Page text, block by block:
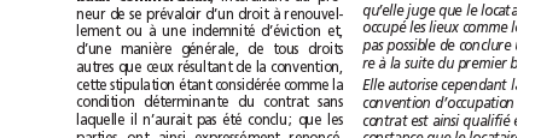
neur de se prévaloir d’un droit à renouvel-
lement ou à une indemnité d’éviction et,
d’une manière générale, de tous droits
autres que ceux résultant de la convention,
cette stipulation étant considérée comme la
condition déterminante du contrat sans
laquelle il n’aurait pas été conclu; que les